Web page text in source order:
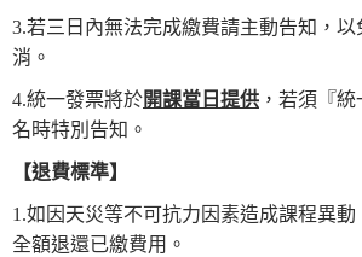
3.若三日內無法完成繳費請主動告知，
消。
4.統一發票將於開課當日提供 ，若須『
名時特別告知。
【退費標準】
1.如因天災等不可抗力因素造成課程異動
全額退還已繳費用。